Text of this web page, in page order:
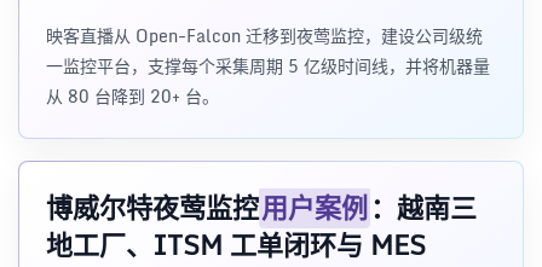
映客直播从 Open-Falcon 迁移到夜莺监控，建设公司级统
一监控平台，支撑每个采集周期 5 亿级时间线，并将机器量
从 80 台降到 20+ 台。
博威尔特夜莺监控用户案例：越南三
地工厂、ITSM 工单闭环与 MES